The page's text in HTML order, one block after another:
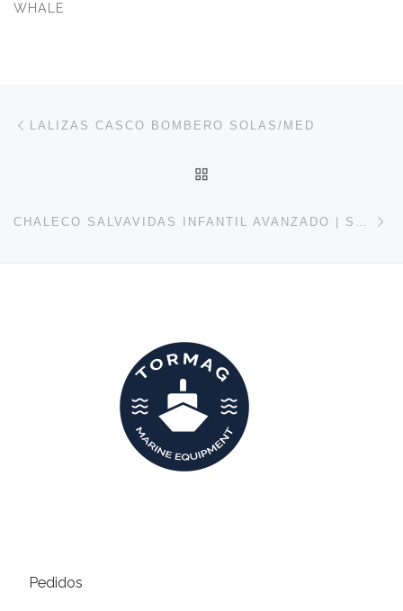
WHALE
Navegación de entradas
LALIZAS CASCO BOMBERO SOLAS/MED
Pedidos